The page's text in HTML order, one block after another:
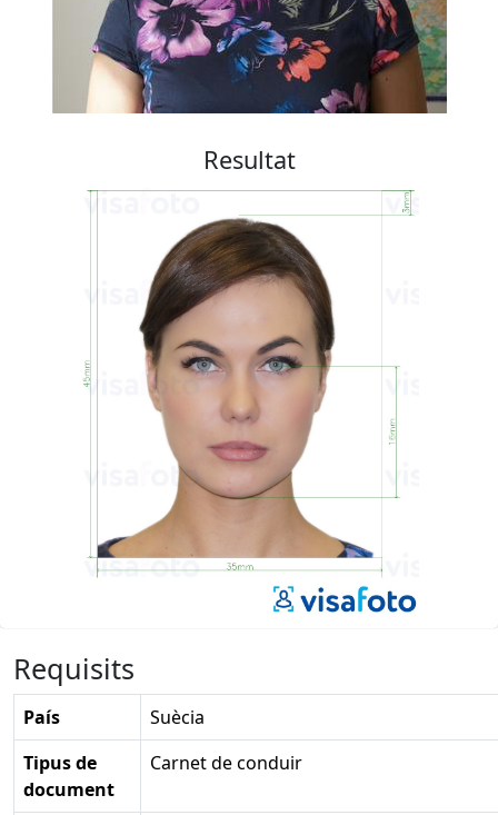
Resultat
Requisits
País
Suècia
Tipus de
document
Carnet de conduir